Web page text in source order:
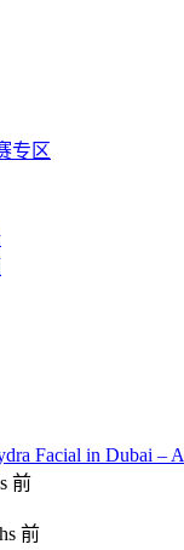
专区
Facial in Dubai –
前
前